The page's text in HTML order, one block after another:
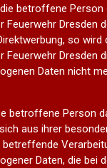
betroffene Person
Feuerwehr Dresden
so wird
Feuerwehr Dresden
Daten nicht
betroffene Person
aus ihrer
betreffende
Daten, die bei